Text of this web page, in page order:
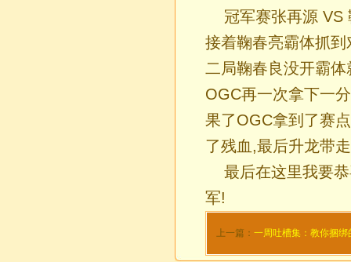
冠军赛张再源 VS
接着鞠春亮霸体抓
二局鞠春良没开霸
OGC再一次拿下一
果了OGC拿到了赛
了残血,最后升龙带
最后在这里我要
军!
上一篇： 一周吐槽集：教你捆